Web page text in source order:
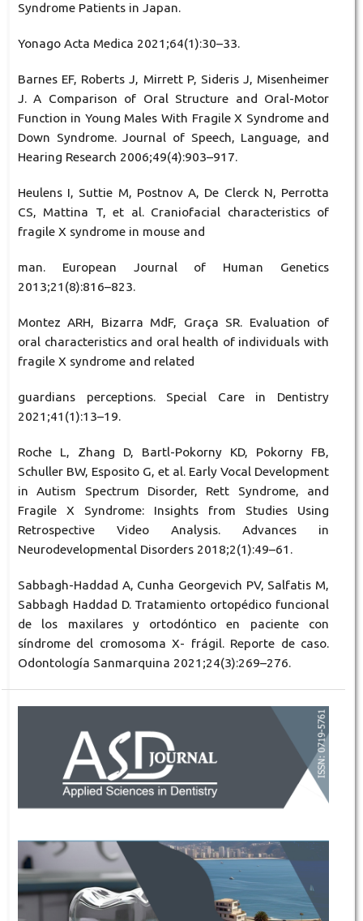
Syndrome Patients in Japan.
Yonago Acta Medica 2021;64(1):30–33.
Barnes EF, Roberts J, Mirrett P, Sideris J, Misenheimer
J. A Comparison of Oral Structure and Oral-Motor
Function in Young Males With Fragile X Syndrome and
Down Syndrome. Journal of Speech, Language, and
Hearing Research 2006;49(4):903–917.
Heulens I, Suttie M, Postnov A, De Clerck N, Perrotta
CS, Mattina T, et al. Craniofacial characteristics of
fragile X syndrome in mouse and
man. European Journal of Human Genetics
2013;21(8):816–823.
Montez ARH, Bizarra MdF, Graça SR. Evaluation of
oral characteristics and oral health of individuals with
fragile X syndrome and related
guardians perceptions. Special Care in Dentistry
2021;41(1):13–19.
Roche L, Zhang D, Bartl-Pokorny KD, Pokorny FB,
Schuller BW, Esposito G, et al. Early Vocal Development
in Autism Spectrum Disorder, Rett Syndrome, and
Fragile X Syndrome: Insights from Studies Using
Retrospective Video Analysis. Advances in
Neurodevelopmental Disorders 2018;2(1):49–61.
Sabbagh-Haddad A, Cunha Georgevich PV, Salfatis M,
Sabbagh Haddad D. Tratamiento ortopédico funcional
de los maxilares y ortodóntico en paciente con
síndrome del cromosoma X- frágil. Reporte de caso.
Odontología Sanmarquina 2021;24(3):269–276.